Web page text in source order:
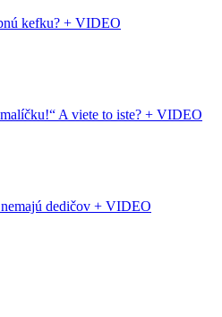
kefku? + VIDEO
A viete to iste? + VIDEO
dedičov + VIDEO